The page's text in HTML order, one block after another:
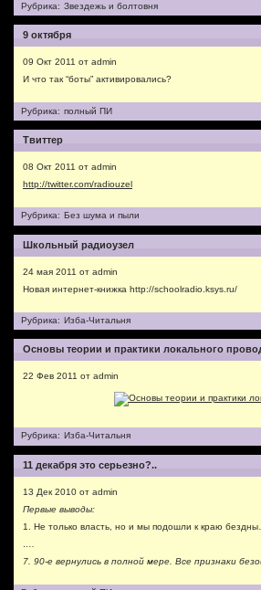
Рубрика: Звездежь и болтовня
9 октября
09 Окт 2011 от admin
И что так “боты” активировались?
Рубрика: полный ПИ
Твиттер
08 Окт 2011 от admin
http://twitter.com/radiouzel
Рубрика: Без шума и пыли
Школьный радиоузел
24 мая 2011 от admin
Новая интернет-книжка http://schoolradio.ksys.ru/
Рубрика: Изба-Читальня
Основы теории и практики локального
22 Фев 2011 от admin
Рубрика: Изба-Читальня
11 декабря это серьезно?..
13 Дек 2010 от admin
Первые выводы:
1. Не только власть, но и мы подошли к краю
7. 90-е вернулись в полной мере. Все признаки